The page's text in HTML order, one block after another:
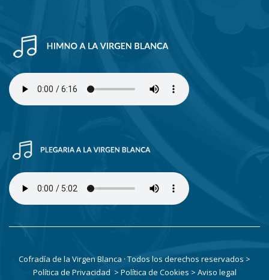
Cofradía de la Virgen Blanca · Todos los derechos reservados >
Política de Privacidad > Política de Cookies > Aviso legal